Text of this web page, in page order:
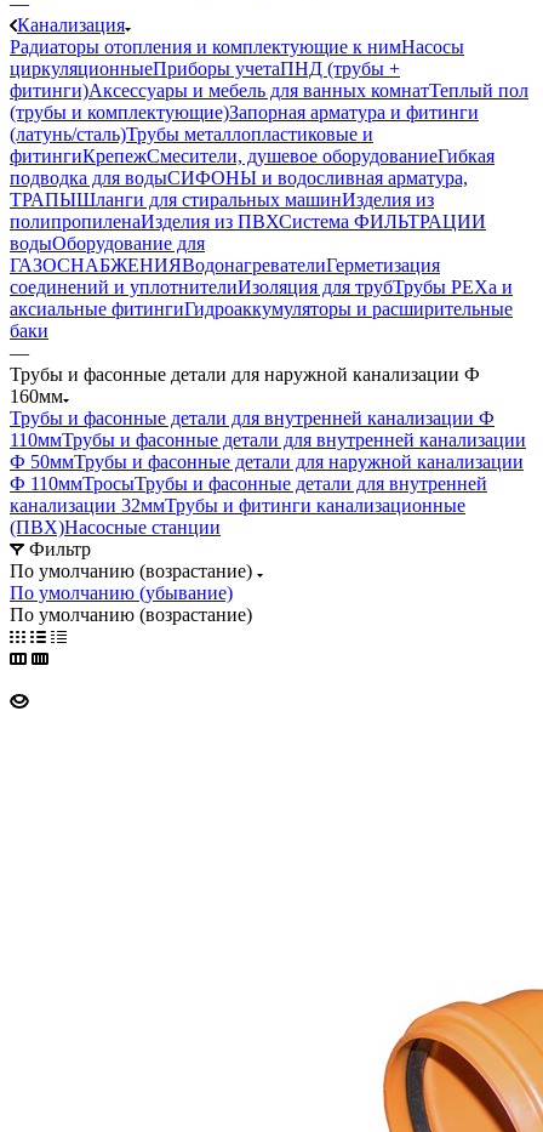
Канализация
Радиаторы отопления и комплектующие к нимНасосы
циркуляционныеПриборы учетаПНД (трубы +
фитинги)Аксессуары и мебель для ванных комнатТеплый пол
(трубы и комплектующие)Запорная арматура и фитинги
(латунь/сталь)Трубы металлопластиковые и
фитингиКрепежСмесители, душевое оборудованиеГибкая
подводка для водыСИФОНЫ и водосливная арматура,
ТРАПЫШланги для стиральных машинИзделия из
полипропиленаИзделия из ПВХСистема ФИЛЬТРАЦИИ
водыОборудование для
ГАЗОСНАБЖЕНИЯВодонагревателиГерметизация
соединений и уплотнителиИзоляция для трубТрубы PEXa и
аксиальные фитингиГидроаккумуляторы и расширительные
баки
—
Трубы и фасонные детали для наружной канализации Ф
160мм
Трубы и фасонные детали для внутренней канализации Ф
110ммТрубы и фасонные детали для внутренней канализации
Ф 50ммТрубы и фасонные детали для наружной канализации
Ф 110ммТросыТрубы и фасонные детали для внутренней
канализации 32ммТрубы и фитинги канализационные
(ПВХ)Насосные станции
Фильтр
По умолчанию (возрастание)
По умолчанию (убывание)
По умолчанию (возрастание)